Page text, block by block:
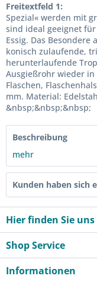
Freitextfeld 1:
Spezial« werden mit
sind ideal geeignet
Essig. Das
konisch zulaufende,
herunterlaufende
Ausgießrohr wieder in
Flaschen,
mm. Material:
&nbsp;&nbsp;&nbsp;
Beschreibung
mehr
Kunden haben sich
Hier finden Sie uns
Shop Service
Informationen